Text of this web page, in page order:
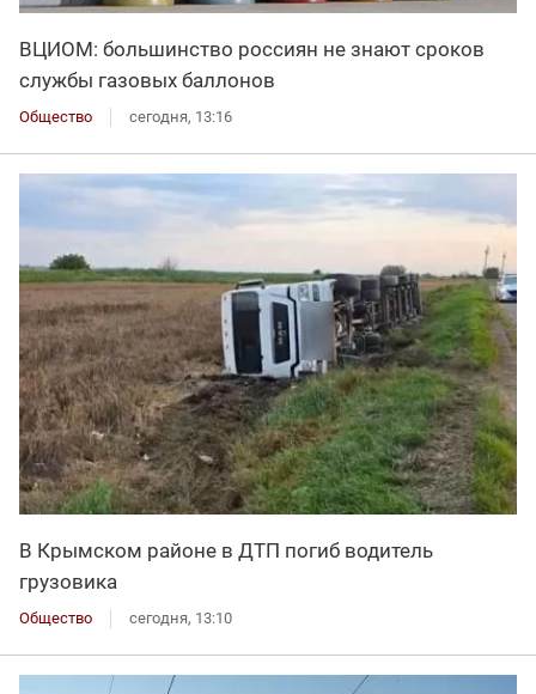
ВЦИОМ: большинство россиян не знают сроков
службы газовых баллонов
Общество сегодня, 13:16
В Крымском районе в ДТП погиб водитель
грузовика
Общество сегодня, 13:10